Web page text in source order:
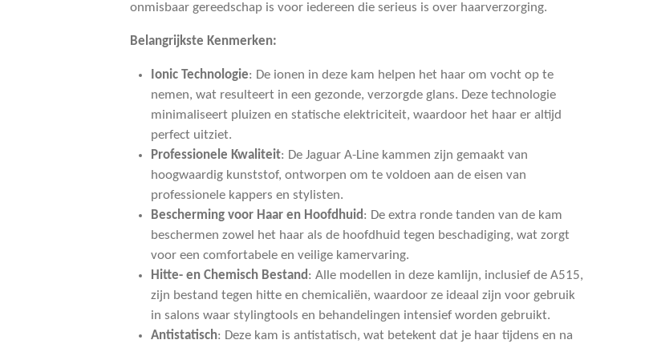
onmisbaar gereedschap is voor iedereen die serieus is over haarverzorging.
Belangrijkste Kenmerken:
Ionic Technologie: De ionen in deze kam helpen het haar om vocht op te
nemen, wat resulteert in een gezonde, verzorgde glans. Deze technologie
minimaliseert pluizen en statische elektriciteit, waardoor het haar er altijd
perfect uitziet.
Professionele Kwaliteit: De Jaguar A-Line kammen zijn gemaakt van
hoogwaardig kunststof, ontworpen om te voldoen aan de eisen van
professionele kappers en stylisten.
Bescherming voor Haar en Hoofdhuid: De extra ronde tanden van de kam
beschermen zowel het haar als de hoofdhuid tegen beschadiging, wat zorgt
voor een comfortabele en veilige kamervaring.
Hitte- en Chemisch Bestand: Alle modellen in deze kamlijn, inclusief de A515,
zijn bestand tegen hitte en chemicaliën, waardoor ze ideaal zijn voor gebruik
in salons waar stylingtools en behandelingen intensief worden gebruikt.
Antistatisch: Deze kam is antistatisch, wat betekent dat je haar tijdens en na